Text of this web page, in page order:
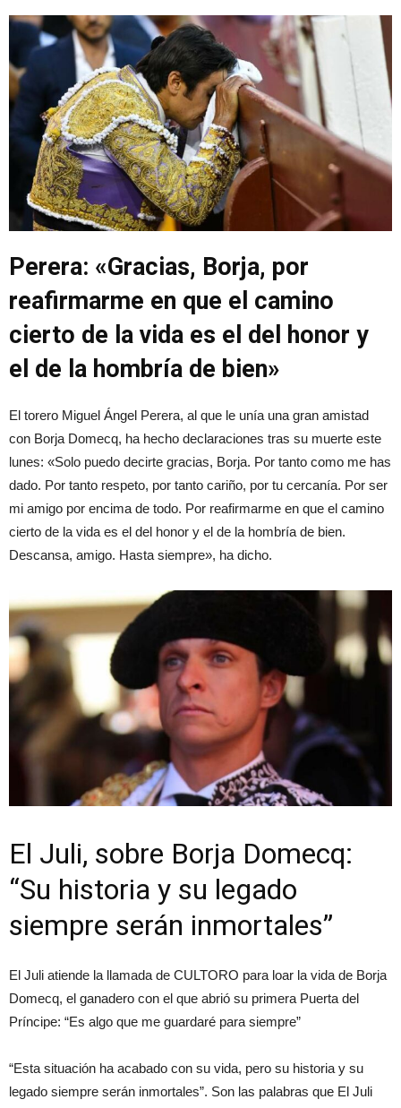
Perera: «Gracias, Borja, por
reafirmarme en que el camino
cierto de la vida es el del honor y
el de la hombría de bien»
El torero Miguel Ángel Perera, al que le unía una gran amistad
con Borja Domecq, ha hecho declaraciones tras su muerte este
lunes: «Solo puedo decirte gracias, Borja. Por tanto como me has
dado. Por tanto respeto, por tanto cariño, por tu cercanía. Por ser
mi amigo por encima de todo. Por reafirmarme en que el camino
cierto de la vida es el del honor y el de la hombría de bien.
Descansa, amigo. Hasta siempre», ha dicho.
El Juli, sobre Borja Domecq:
“Su historia y su legado
siempre serán inmortales”
El Juli atiende la llamada de CULTORO para loar la vida de Borja
Domecq, el ganadero con el que abrió su primera Puerta del
Príncipe: “Es algo que me guardaré para siempre”
“Esta situación ha acabado con su vida, pero su historia y su
legado siempre serán inmortales”. Son las palabras que El Juli